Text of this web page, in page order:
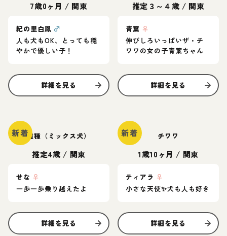
7歳0ヶ月 / 関東
紀の里白鳳 ♂
人も犬もOK、とっても穏
やかで優しい子！
詳細を見る
推定３～４歳 / 関東
青葉 ♀
伸びしろいっぱいザ・チ
ワワの女の子青葉ちゃん
詳細を見る
新着雑種（ミックス犬）
推定4歳 / 関東
せな ♀
一歩一歩乗り越えたよ
詳細を見る
新着 チワワ
1歳10ヶ月 / 関東
ティアラ ♀
小さな天使✨️犬も人も好き
詳細を見る